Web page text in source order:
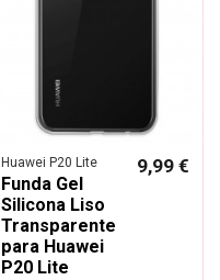
Huawei P20 Lite
Funda Gel
Silicona Liso
Transparente
para Huawei
P20 Lite
9,99 €